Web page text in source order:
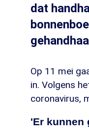
dat
Op 11 mei
in. Volgens
coronavirus,
'Er kunnen